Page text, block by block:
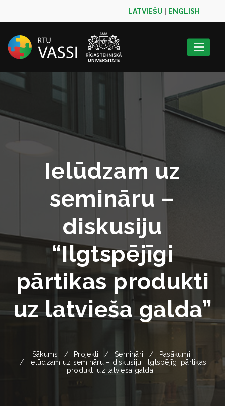
LATVIEŠU ENGLISH
Ielūdzam uz
semināru –
diskusiju
“Ilgtspējīgi
pārtikas produkti
uz latvieša galda”
Sākums Projekti Semināri
Pasākumi
Ielūdzam uz semināru – diskusiju “Ilgtspējīgi pārtikas
produkti uz latvieša galda”